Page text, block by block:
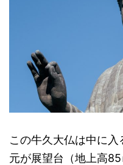
この牛久大仏は中に
元が展望台（地上高